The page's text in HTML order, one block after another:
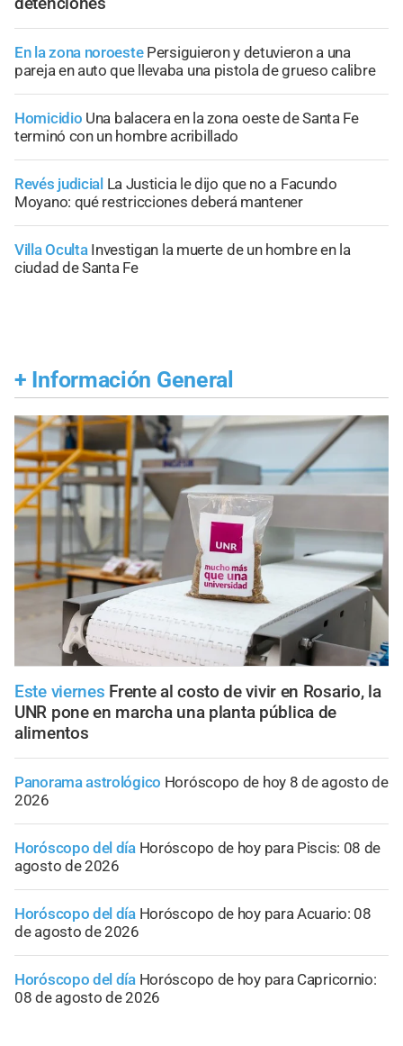
En la zona noroeste Persiguieron y detuvieron a una
pareja en auto que llevaba una pistola de grueso calibre
Homicidio Una balacera en la zona oeste de Santa Fe
terminó con un hombre acribillado
Revés judicial La Justicia le dijo que no a Facundo
Moyano: qué restricciones deberá mantener
Villa Oculta Investigan la muerte de un hombre en la
ciudad de Santa Fe
+ Información General
Este viernes Frente al costo de vivir en Rosario, la
UNR pone en marcha una planta pública de
alimentos
Panorama astrológico Horóscopo de hoy 8 de agosto de
2026
Horóscopo del día Horóscopo de hoy para Piscis: 08 de
agosto de 2026
Horóscopo del día Horóscopo de hoy para Acuario: 08
de agosto de 2026
Horóscopo del día Horóscopo de hoy para Capricornio:
08 de agosto de 2026